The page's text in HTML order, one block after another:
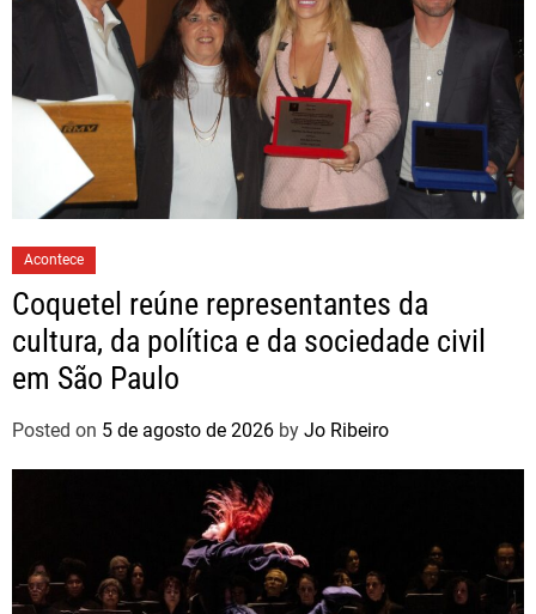
Acontece
Coquetel reúne representantes da
cultura, da política e da sociedade civil
em São Paulo
Posted on 5 de agosto de 2026 by Jo Ribeiro